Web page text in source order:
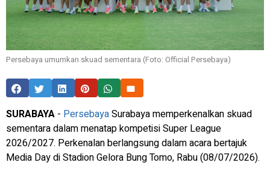
Persebaya umumkan skuad sementara (Foto: Official Persebaya)
SURABAYA - PersebayaSurabaya memperkenalkan skuad
sementara dalam menatap kompetisi Super League
2026/2027. Perkenalan berlangsung dalam acara bertajuk
Media Day di Stadion Gelora Bung Tomo, Rabu (08/07/2026).